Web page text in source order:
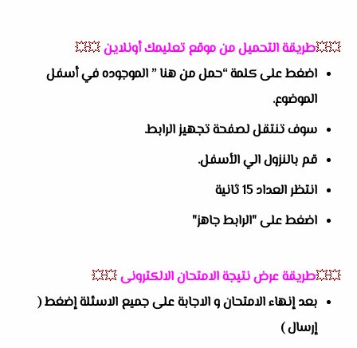
💥💥طريقة التحميل من موقع تعليمك أونلاين💥💥
اضغط على كلمة “حمل من هنا ” الموجوده في أسفل
الموضوع.
سوف تنتقل لصفحة تجهيز الرابط.
قم بالنزول الي الأسفل.
انتظر العداد 15 ثانية
اضغط على "الرابط جاهز"
💥💥طريقة عرض نتيجة الامتحان الالكترونى💥💥
بعد إنهاء الامتحان و الاجابة على جميع الاسئلة إضغط (
إرسال )